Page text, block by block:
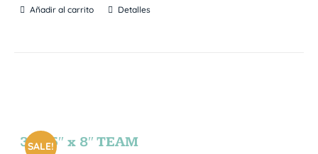
Añadir al carrito Detalles
SALE!
31.75″ x 8″ TEAM